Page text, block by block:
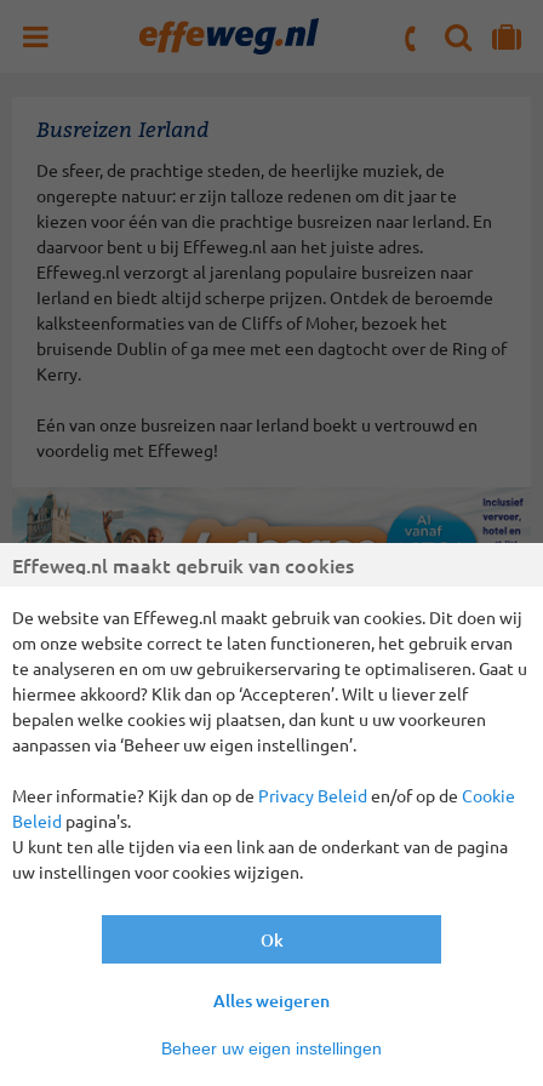
ZOEKENNAAR 'MIJN REIS' OMGEVING
Busreizen Ierland
De sfeer, de prachtige steden, de heerlijke muziek, de
ongerepte natuur: er zijn talloze redenen om dit jaar te
kiezen voor één van die prachtige busreizen naar Ierland. En
daarvoor bent u bij Effeweg.nl aan het juiste adres.
Effeweg.nl verzorgt al jarenlang populaire busreizen naar
Ierland en biedt altijd scherpe prijzen. Ontdek de beroemde
kalksteenformaties van de Cliffs of Moher, bezoek het
bruisende Dublin of ga mee met een dagtocht over de Ring of
Kerry.
Eén van onze busreizen naar Ierland boekt u vertrouwd en
voordelig met Effeweg!
Wij hebben 3 reizen gevonden
Sorteren
Verder filteren
Vertrekgaranties!
Effeweg.nl maakt gebruik van cookies
De website van Effeweg.nl maakt gebruik van cookies. Dit doen wij
om onze website correct te laten functioneren, het gebruik ervan
te analyseren en om uw gebruikerservaring te optimaliseren. Gaat u
hiermee akkoord? Klik dan op ‘Accepteren’. Wilt u liever zelf
bepalen welke cookies wij plaatsen, dan kunt u uw voorkeuren
aanpassen via ‘Beheer uw eigen instellingen’.
Meer informatie? Kijk dan op de Privacy Beleiden/of op de Cookie
Beleid pagina's.
U kunt ten alle tijden via een link aan de onderkant van de pagina
uw instellingen voor cookies wijzigen.
Beheer uw eigen instellingen
Alles weigeren
Ok